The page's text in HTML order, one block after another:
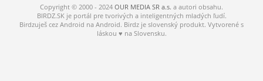
ROLETA
Copyright © 2000 - 2024 OUR MEDIA SR a.s. a autori obsahu.
BIRDZ.SK je portál pre tvorivých a inteligentných mladých ľudí.
Birdzuješ cez Android na Android. Birdz je slovenský produkt. Vytvorené s
láskou ♥ na Slovensku.